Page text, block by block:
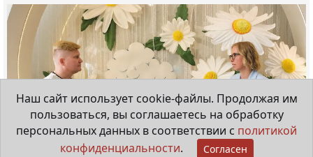
Наш сайт использует cookie-файлы. Продолжая им
пользоваться, вы соглашаетесь на обработку
персональных данных в соответствии с политикой
конфиденциальности. Согласен